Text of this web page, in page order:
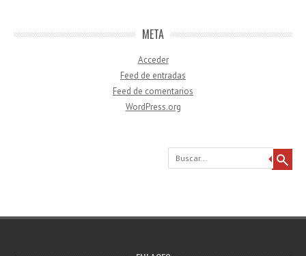
META
Acceder
Feed de entradas
Feed de comentarios
WordPress.org
Buscar